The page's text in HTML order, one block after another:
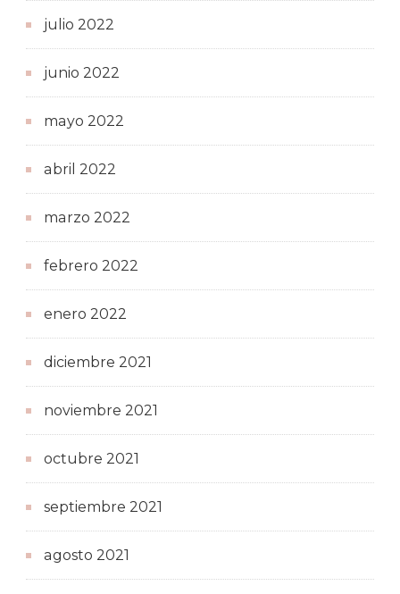
julio 2022
junio 2022
mayo 2022
abril 2022
marzo 2022
febrero 2022
enero 2022
diciembre 2021
noviembre 2021
octubre 2021
septiembre 2021
agosto 2021